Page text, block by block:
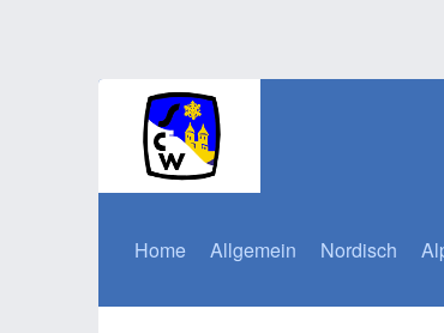
Home Allgemein Nordisch